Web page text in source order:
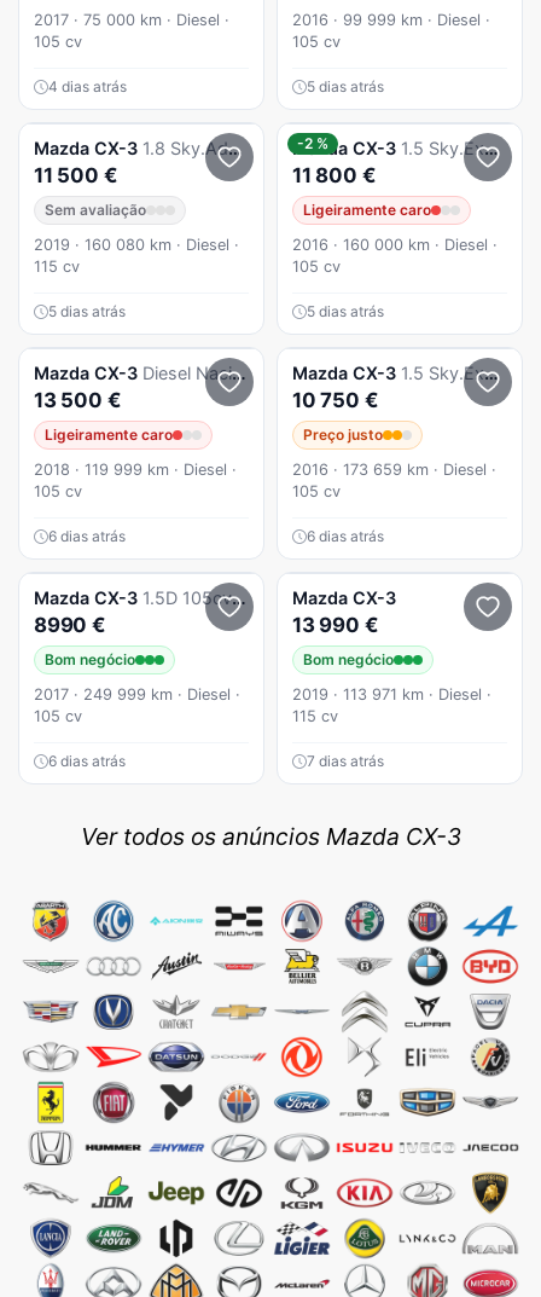
2017 · 75 000 km · Diesel ·
105 cv
4 dias atrás
2016 · 99 999 km · Diesel ·
105 cv
5 dias atrás
Mazda CX-3 1.8 Sky.Advance Navi
11 500 €
Sem avaliação
2019 · 160 080 km · Diesel ·
115 cv
5 dias atrás
-2 %
Mazda CX-3 1.5 Sky.Excellence Navi
11 800 €
Ligeiramente caro
2016 · 160 000 km · Diesel ·
105 cv
5 dias atrás
Mazda CX-3 Diesel Nacional
13 500 €
Ligeiramente caro
2018 · 119 999 km · Diesel ·
105 cv
6 dias atrás
Mazda CX-3 1.5 Sky.Excellence
10 750 €
Preço justo
2016 · 173 659 km · Diesel ·
105 cv
6 dias atrás
Mazda CX-3 1.5D 105cv Ecellence Navi Revisoes marca
8990 €
Bom negócio
2017 · 249 999 km · Diesel ·
105 cv
6 dias atrás
Mazda CX-3
13 990 €
Bom negócio
2019 · 113 971 km · Diesel ·
115 cv
7 dias atrás
Ver todos os anúncios Mazda CX-3